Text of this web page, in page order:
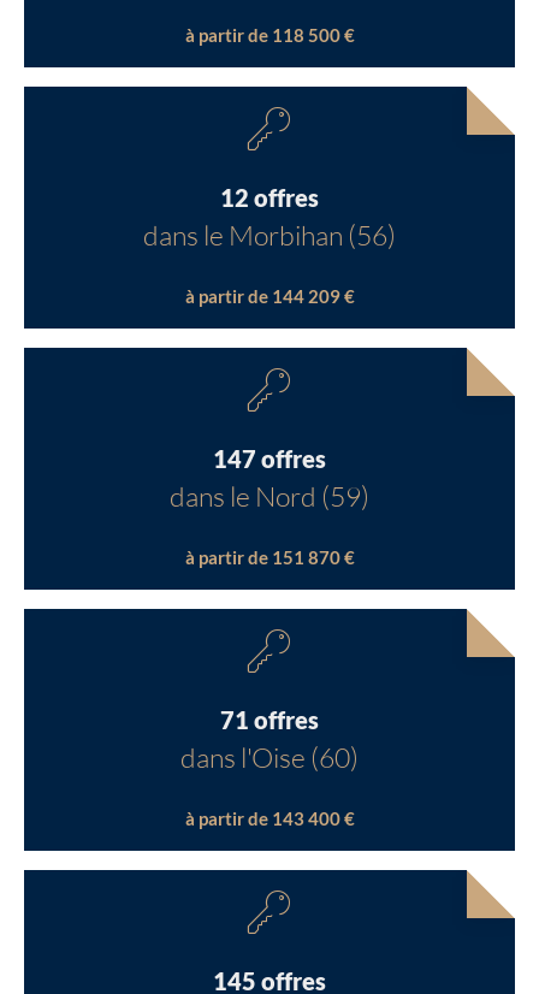
à partir de 118 500 €
12 offres
dans le Morbihan (56)
à partir de 144 209 €
147 offres
dans le Nord (59)
à partir de 151 870 €
71 offres
dans l'Oise (60)
à partir de 143 400 €
145 offres